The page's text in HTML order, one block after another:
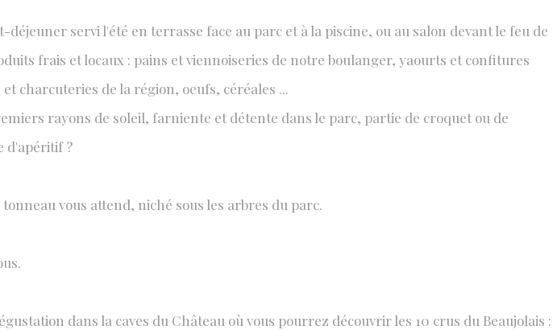
servi l'été en terrasse face au parc et à la piscine, ou au salon devant le feu de
frais et locaux : pains et viennoiseries de notre boulanger, yaourts et confitures
charcuteries de la région, oeufs, céréales ...
rayons de soleil, farniente et détente dans le parc, partie de croquet ou de
d'apéritif ?
vous attend, niché sous les arbres du parc.
dans la caves du Château où vous pourrez découvrir les 10 crus du Beaujolais :